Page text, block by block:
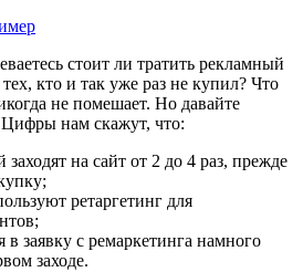
стоит ли тратить рекламный
кто и так уже раз не купил? Что
не помешает. Но давайте
Цифры нам скажут, что:
заходят на сайт от 2 до 4 раз, прежде
ретаргетинг для
в заявку с ремаркетинга намного
заходе.